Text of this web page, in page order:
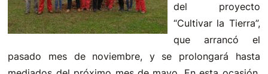
del proyecto
“Cultivar la Tierra”,
que arrancó el
pasado mes de noviembre, y se prolongará hasta